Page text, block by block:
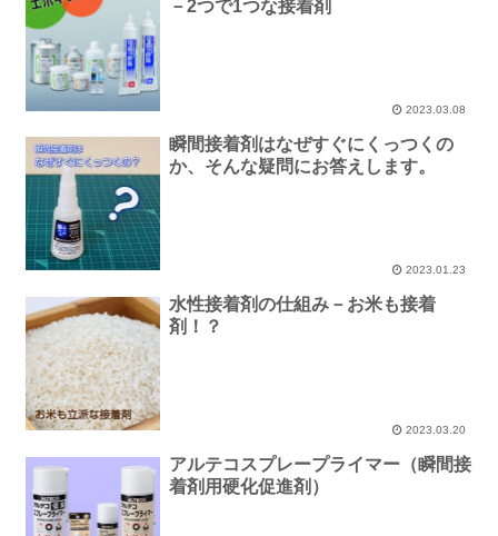
－2つで1つな接着剤
2023.03.08
瞬間接着剤はなぜすぐにくっつくの
か、そんな疑問にお答えします。
2023.01.23
水性接着剤の仕組み－お米も接着
剤！？
2023.03.20
アルテコスプレープライマー（瞬間接
着剤用硬化促進剤）